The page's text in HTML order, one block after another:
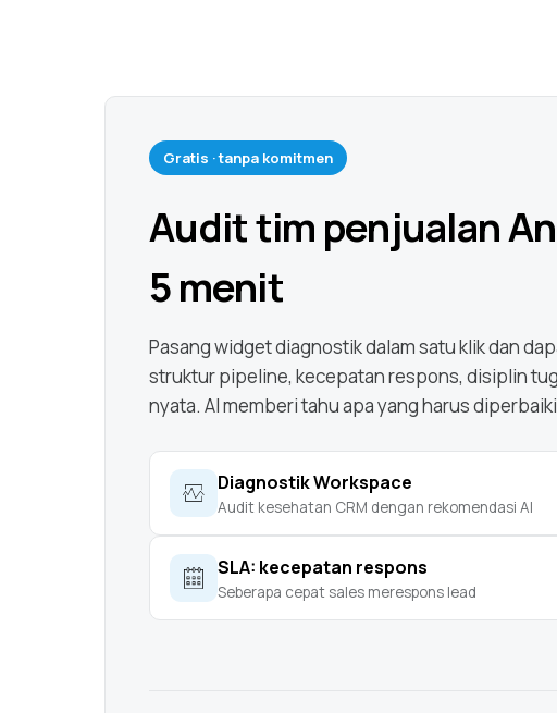
Gratis · tanpa komitmen
Audit tim penjualan
5 menit
Pasang widget diagnostik dalam satu klik dan
struktur pipeline, kecepatan respons, disiplin
nyata. AI memberi tahu apa yang harus
Diagnostik Workspace
Audit kesehatan CRM dengan rekomendasi AI
SLA: kecepatan respons
Seberapa cepat sales merespons lead